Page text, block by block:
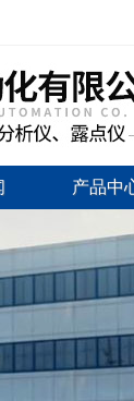
产品中